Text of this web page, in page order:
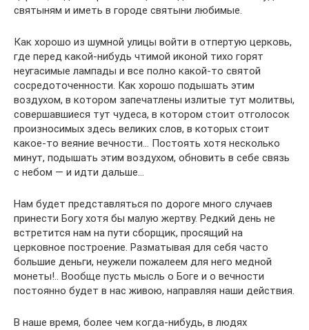
святыням и иметь в городе святыни любимые.
Как хорошо из шумной улицы войти в отпертую церковь,
где перед какой-нибудь чтимой иконой тихо горят
неугасимые лампады и все полно какой-то святой
сосредоточенности. Как хорошо подышать этим
воздухом, в котором запечатлены излитые тут молитвы,
совершавшиеся тут чудеса, в котором стоит отголосок
произносимых здесь великих слов, в которых стоит
какое-то веяние вечности… Постоять хотя несколько
минут, подышать этим воздухом, обновить в себе связь
с небом — и идти дальше…
Нам будет представляться по дороге много случаев
принести Богу хотя бы малую жертву. Редкий день не
встретится нам на пути сборщик, просящий на
церковное построение. Разматывая для себя часто
большие деньги, неужели пожалеем для него медной
монеты!.. Вообще пусть мысль о Боге и о вечности
постоянно будет в нас живою, направляя наши действия.
В наше время, более чем когда-нибудь, в людях